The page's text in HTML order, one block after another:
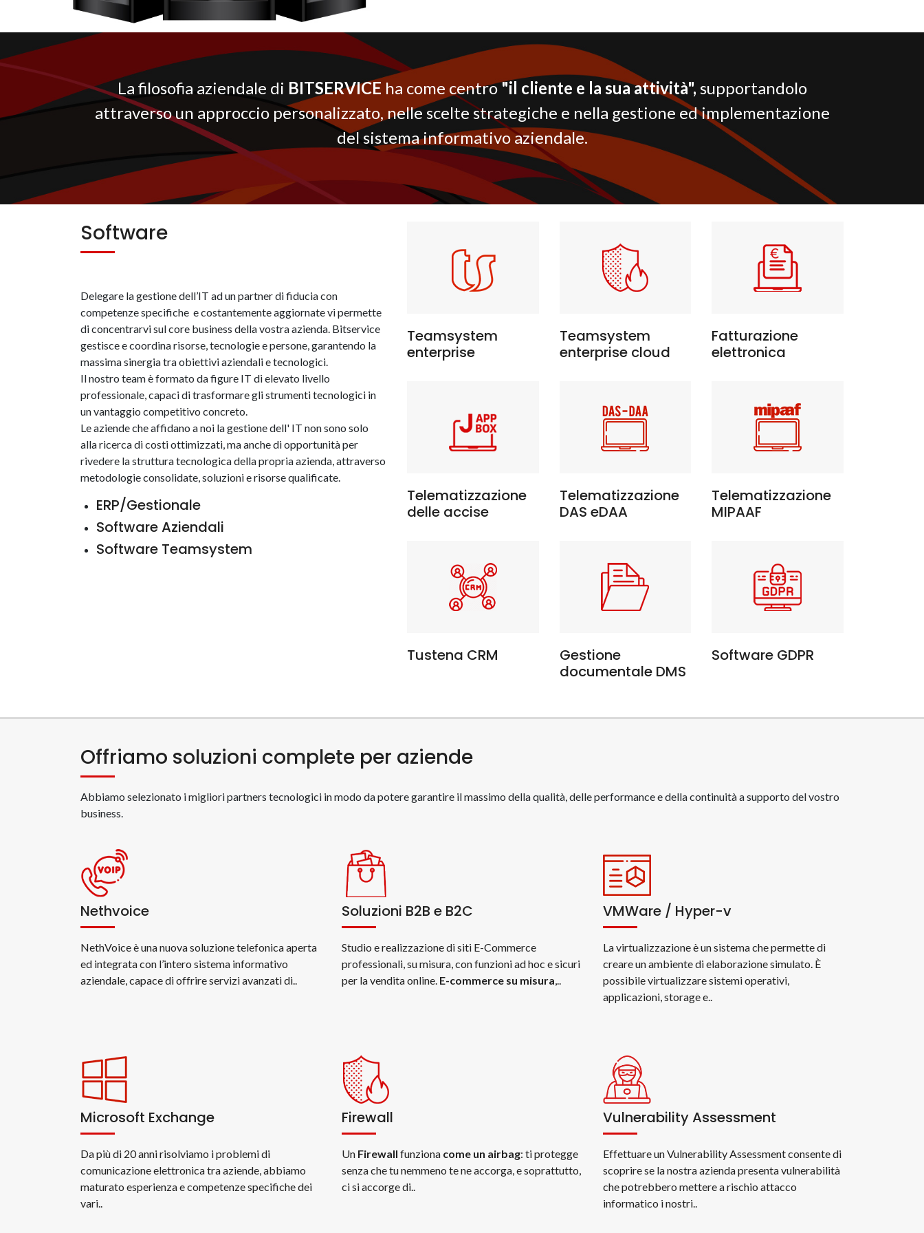
La filosofia aziendale di BITSERVICE ha come centro"il cliente e la sua attività", supportandolo
attraverso un approccio personalizzato, nelle scelte strategiche e nella gestione ed implementazione
del sistema informativo aziendale.
Software
Delegare la gestione dell’IT ad un partner di fiducia con
competenze specifiche e costantemente aggiornate vi permette
di concentrarvi sul core business della vostra azienda. Bitservice
gestisce e coordina risorse, tecnologie e persone, garantendo la
massima sinergia tra obiettivi aziendali e tecnologici.
Il nostro team è formato da figure IT di elevato livello
professionale, capaci di trasformare gli strumenti tecnologici in
un vantaggio competitivo concreto.
Le aziende che affidano a noi la gestione dell' IT non sono solo
alla ricerca di costi ottimizzati, ma anche di opportunità per
rivedere la struttura tecnologica della propria azienda, attraverso
metodologie consolidate, soluzioni e risorse qualificate.
ERP/Gestionale
Software Aziendali
Software Teamsystem
Teamsystem
enterprise
Teamsystem
enterprise cloud
Fatturazione
elettronica
Telematizzazione
delle accise
Telematizzazione
DAS eDAA
Telematizzazione
MIPAAF
Tustena CRM
Gestione
documentale DMS
Software GDPR
Offriamo soluzioni complete per aziende
Abbiamo selezionato i migliori partners tecnologici in modo da potere garantire il massimo della qualità, delle performance e della continuità a supporto del vostro
business.
Nethvoice
NethVoice è una nuova soluzione telefonica aperta
ed integrata con l’intero sistema informativo
aziendale, capace di offrire servizi avanzati di..
Soluzioni B2B e B2C
Studio e realizzazione di siti E-Commerce
professionali, su misura, con funzioni ad hoc e sicuri
per la vendita online. E-commerce su misura,..
VMWare / Hyper-v
La virtualizzazione è un sistema che permette di
creare un ambiente di elaborazione simulato. È
possibile virtualizzare sistemi operativi,
applicazioni, storage e..
Microsoft Exchange
Da più di 20 anni risolviamo i problemi di
comunicazione elettronica tra aziende, abbiamo
maturato esperienza e competenze specifiche dei
vari..
Firewall
Un Firewall funziona come un airbag: ti protegge
senza che tu nemmeno te ne accorga, e soprattutto,
ci si accorge di..
Vulnerability Assessment
Effettuare un Vulnerability Assessment consente di
scoprire se la nostra azienda presenta vulnerabilità
che potrebbero mettere a rischio attacco
informatico i nostri..